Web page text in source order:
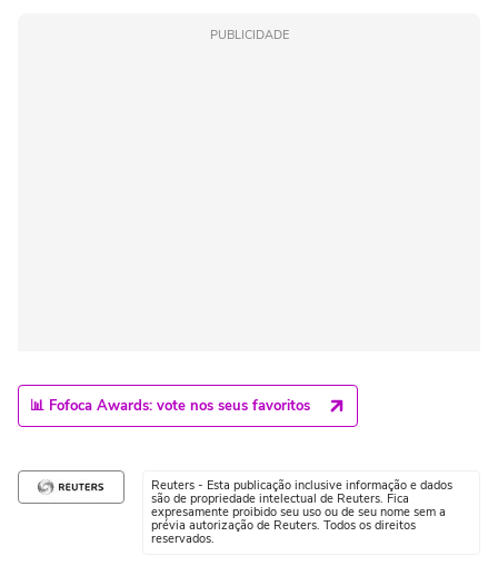
PUBLICIDADE
📊 Fofoca Awards: vote nos seus favoritos
Reuters - Esta publicação inclusive informação e dados
são de propriedade intelectual de Reuters. Fica
expresamente proibido seu uso ou de seu nome sem a
prévia autorização de Reuters. Todos os direitos
reservados.